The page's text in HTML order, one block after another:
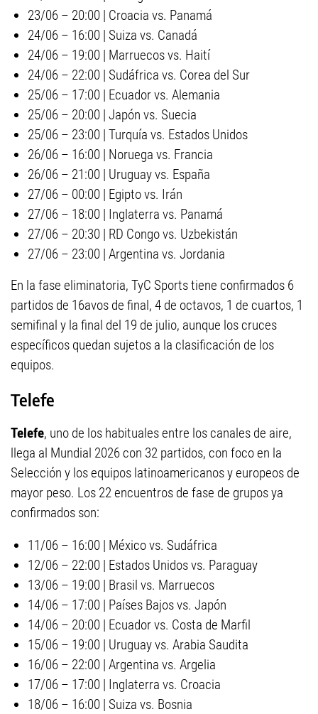
23/06 – 20:00 | Croacia vs. Panamá
24/06 – 16:00 | Suiza vs. Canadá
24/06 – 19:00 | Marruecos vs. Haití
24/06 – 22:00 | Sudáfrica vs. Corea del Sur
25/06 – 17:00 | Ecuador vs. Alemania
25/06 – 20:00 | Japón vs. Suecia
25/06 – 23:00 | Turquía vs. Estados Unidos
26/06 – 16:00 | Noruega vs. Francia
26/06 – 21:00 | Uruguay vs. España
27/06 – 00:00 | Egipto vs. Irán
27/06 – 18:00 | Inglaterra vs. Panamá
27/06 – 20:30 | RD Congo vs. Uzbekistán
27/06 – 23:00 | Argentina vs. Jordania
En la fase eliminatoria, TyC Sports tiene confirmados 6
partidos de 16avos de final, 4 de octavos, 1 de cuartos, 1
semifinal y la final del 19 de julio, aunque los cruces
específicos quedan sujetos a la clasificación de los
equipos.
Telefe
Telefe, uno de los habituales entre los canales de aire,
llega al Mundial 2026 con 32 partidos, con foco en la
Selección y los equipos latinoamericanos y europeos de
mayor peso. Los 22 encuentros de fase de grupos ya
confirmados son:
11/06 – 16:00 | México vs. Sudáfrica
12/06 – 22:00 | Estados Unidos vs. Paraguay
13/06 – 19:00 | Brasil vs. Marruecos
14/06 – 17:00 | Países Bajos vs. Japón
14/06 – 20:00 | Ecuador vs. Costa de Marfil
15/06 – 19:00 | Uruguay vs. Arabia Saudita
16/06 – 22:00 | Argentina vs. Argelia
17/06 – 17:00 | Inglaterra vs. Croacia
18/06 – 16:00 | Suiza vs. Bosnia